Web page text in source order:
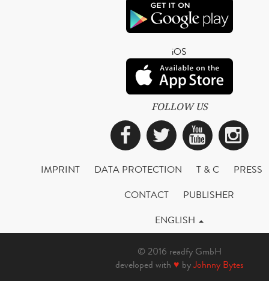
iOS
FOLLOW US
Facebook
Twitter
IMPRINT DATA PROTECTION T & C
PRESS
CONTACT
PUBLISHER
ENGLISH
© 2016 readfy GmbH
developed with ♥ byJohnny Bytes